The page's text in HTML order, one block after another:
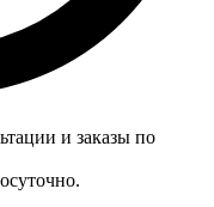
и заказы по